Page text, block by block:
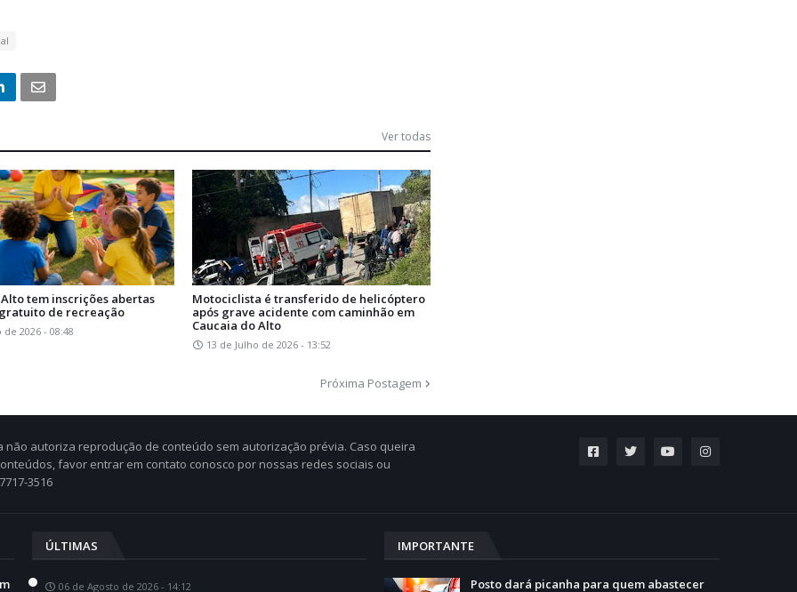
Ver todas
tem inscrições abertas
de recreação
de 2026 - 08:48
Motociclista é transferido de helicóptero
após grave acidente com caminhão em
Caucaia do Alto
13 de Julho de 2026 - 13:52
Próxima Postagem
não autoriza reprodução de conteúdo sem autorização prévia. Caso queira
favor entrar em contato conosco por nossas redes sociais ou
3516
ÚLTIMAS
06 de Agosto de 2026 - 14:12
IMPORTANTE
Posto dará picanha para quem abastecer